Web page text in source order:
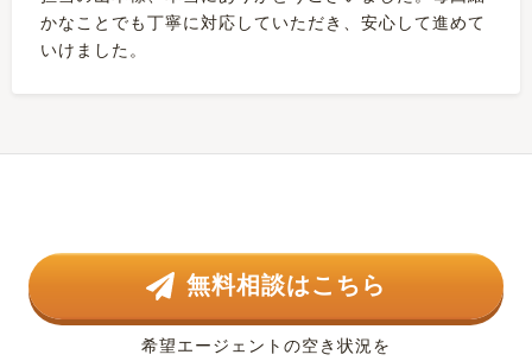
かなことでも丁寧に対応していただき、安心して進めて
いけました。
無料相談はこちら
希望エージェントの空き状況を